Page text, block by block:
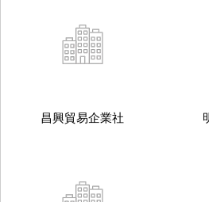
昌興貿易企業社